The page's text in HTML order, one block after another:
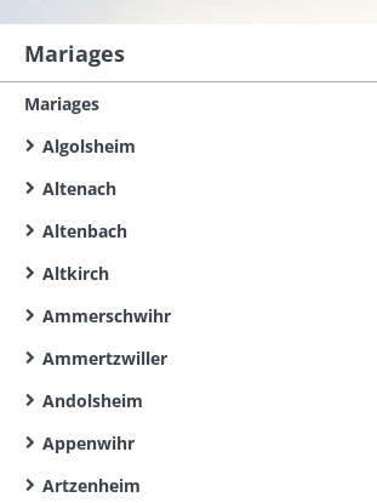
Mariages
Mariages
Algolsheim
Altenach
Altenbach
Altkirch
Ammerschwihr
Ammertzwiller
Andolsheim
Appenwihr
Artzenheim